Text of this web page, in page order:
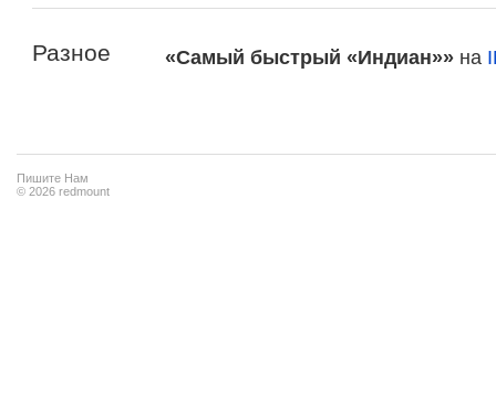
Разное «Самый быстрый «Индиан»» на
Пишите Нам
© 2026 redmount